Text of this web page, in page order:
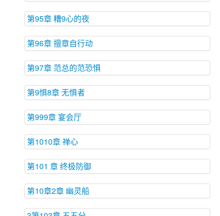
第95章 糟9心的夜
第96章 擅章自行动
第97章 范总的范恐惧
第9惧8章 无惧者
第999章 宴会厅
第1010章 禅心
第101 章 终极防御
第10章2章 幽灵船